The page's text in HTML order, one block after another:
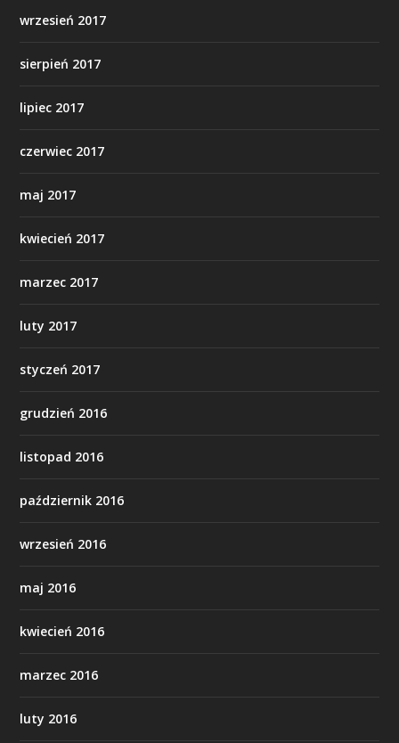
wrzesień 2017
sierpień 2017
lipiec 2017
czerwiec 2017
maj 2017
kwiecień 2017
marzec 2017
luty 2017
styczeń 2017
grudzień 2016
listopad 2016
październik 2016
wrzesień 2016
maj 2016
kwiecień 2016
marzec 2016
luty 2016